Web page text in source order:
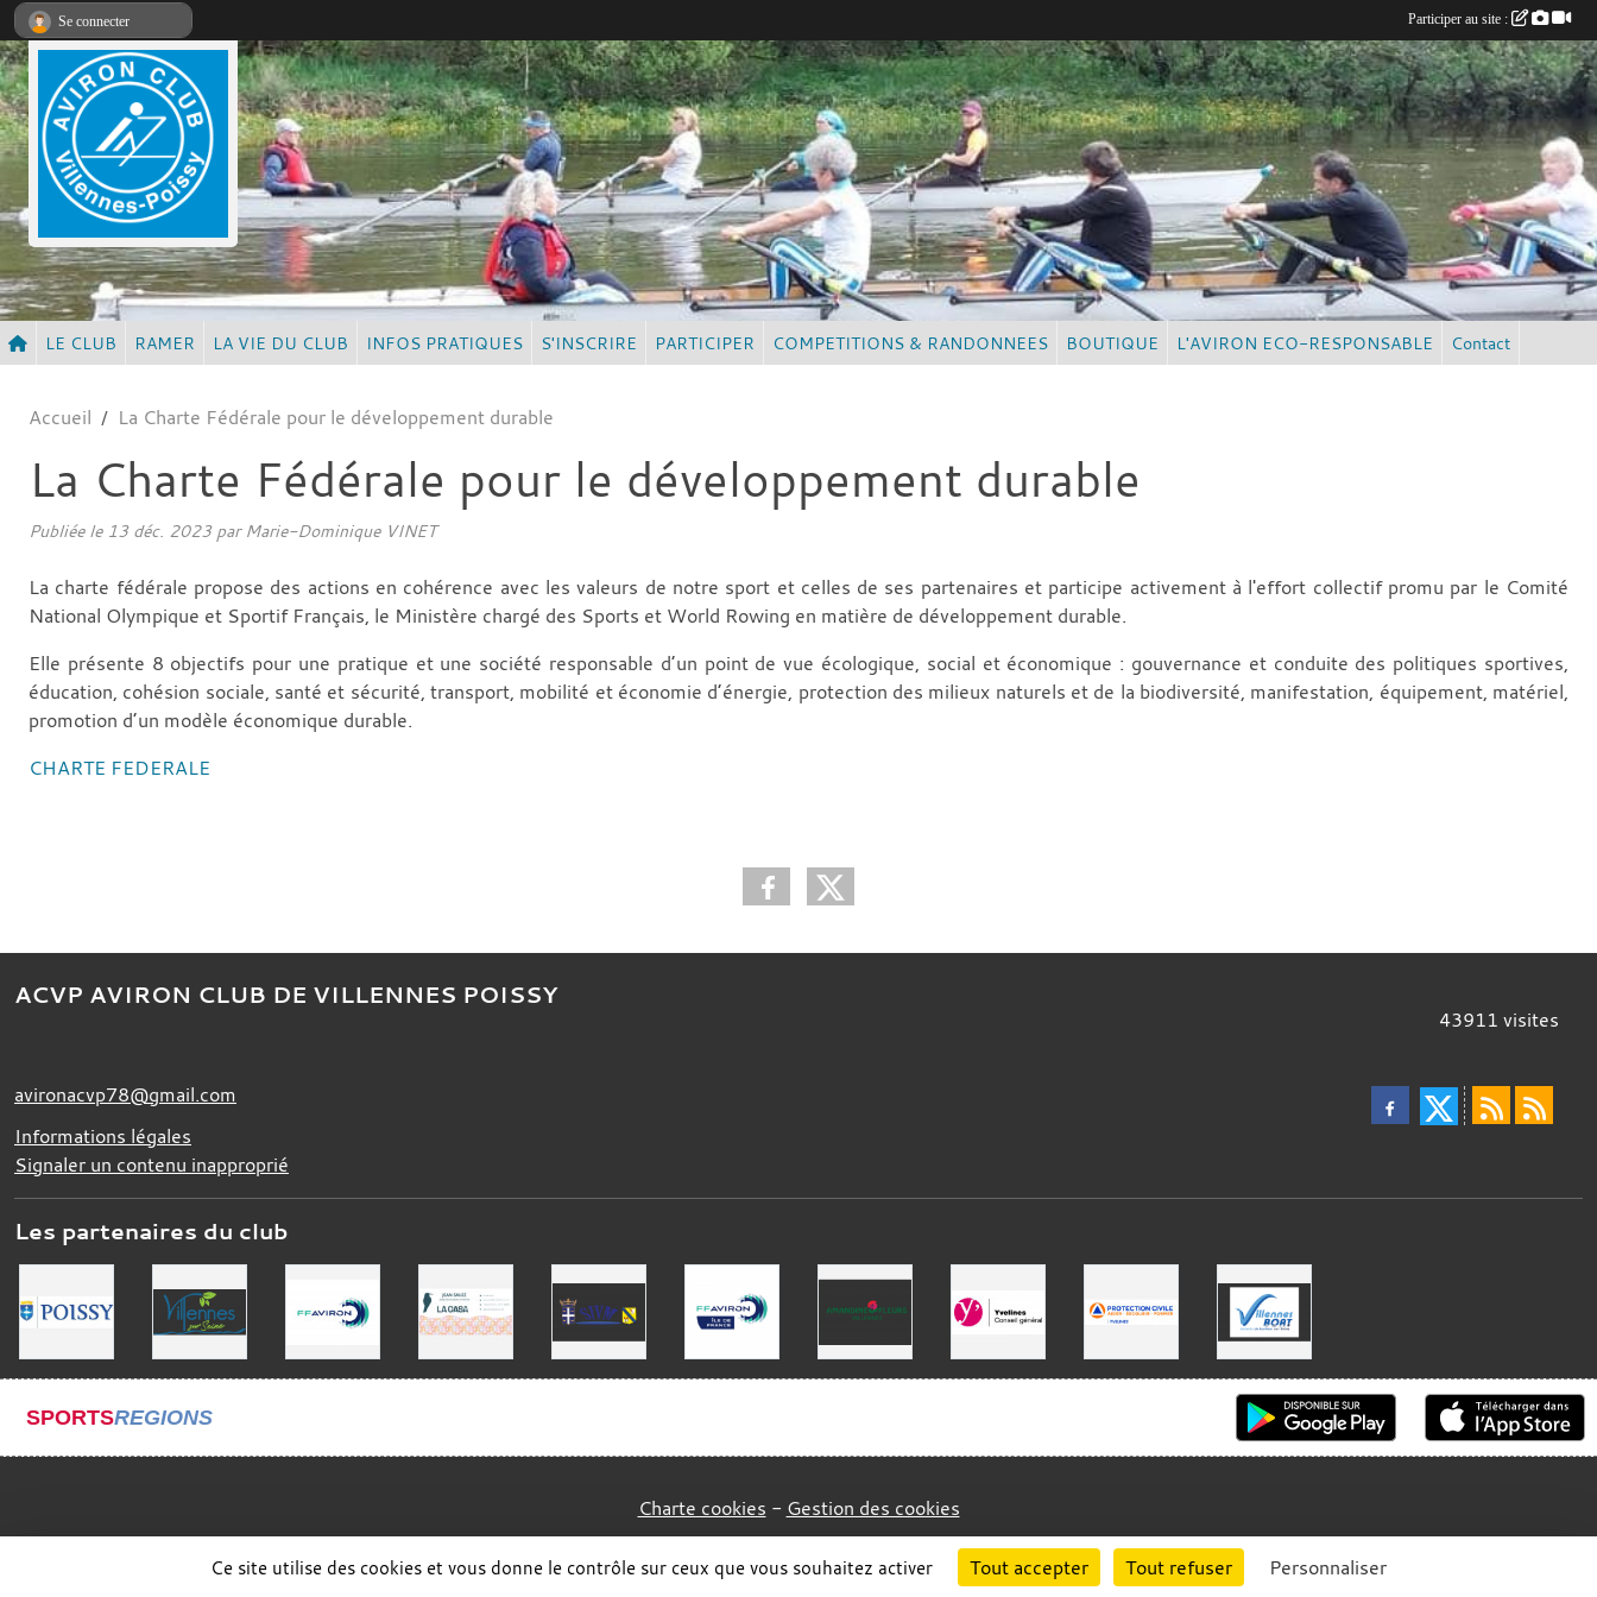
LE CLUB RAMER LA VIE DU CLUB INFOS PRATIQUES S'INSCRIRE PARTICIPER COMPETITIONS & RANDONNEES BOUTIQUE L'AVIRON ECO-RESPONSABLE Contact
Accueil La Charte Fédérale pour le développement durable
La Charte Fédérale pour le développement durable
Publiée le 13 déc. 2023par Marie-Dominique VINET
La charte fédérale propose des actions en cohérence avec les valeurs de notre sport et celles de ses partenaires et participe activement à l'effort collectif promu par le Comité
National Olympique et Sportif Français, le Ministère chargé des Sports et World Rowing en matière de développement durable.
Elle présente 8 objectifs pour une pratique et une société responsable d’un point de vue écologique, social et économique : gouvernance et conduite des politiques sportives,
éducation, cohésion sociale, santé et sécurité, transport, mobilité et économie d’énergie, protection des milieux naturels et de la biodiversité, manifestation, équipement, matériel,
promotion d’un modèle économique durable.
CHARTE FEDERALE
ACVP AVIRON CLUB DE VILLENNES POISSY
avironacvp78@gmail.com
Informations légales
Signaler un contenu inapproprié
43911 visites
Les partenaires du club
SPORTSREGIONS
Charte cookies Gestion des cookies
Se connecter Participer au site :
Panneau de gestion des cookies
Ce site utilise des cookies et vous donne le contrôle sur ceux que vous souhaitez activer Tout accepter Tout refuser Personnaliser